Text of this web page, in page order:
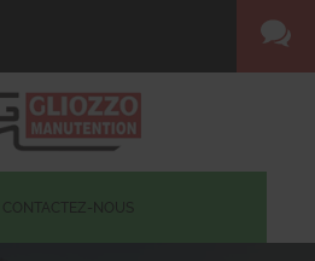
CONTACTEZ-NOUS